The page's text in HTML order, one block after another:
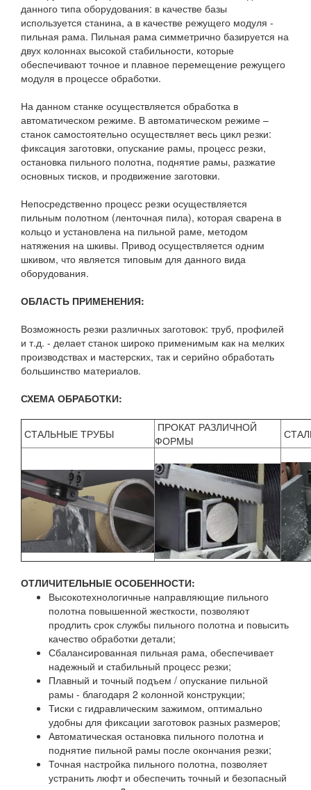
данного типа оборудования: в качестве базы
используется станина, а в качестве режущего модуля -
пильная рама. Пильная рама симметрично базируется на
двух колоннах высокой стабильности, которые
обеспечивают точное и плавное перемещение режущего
модуля в процессе обработки.
На данном станке осуществляется обработка в
автоматическом режиме. В автоматическом режиме –
станок самостоятельно осуществляет весь цикл резки:
фиксация заготовки, опускание рамы, процесс резки,
остановка пильного полотна, поднятие рамы, разжатие
основных тисков, и продвижение заготовки.
Непосредственно процесс резки осуществляется
пильным полотном (ленточная пила), которая сварена в
кольцо и установлена на пильной раме, методом
натяжения на шкивы. Привод осуществляется одним
шкивом, что является типовым для данного вида
оборудования.
ОБЛАСТЬ ПРИМЕНЕНИЯ:
Возможность резки различных заготовок: труб, профилей
и т.д. - делает станок широко применимым как на мелких
производствах и мастерских, так и серийно обработать
большинство материалов.
СХЕМА ОБРАБОТКИ:
СТАЛЬНЫЕ ТРУБЫ
ПРОКАТ РАЗЛИЧНОЙ
ФОРМЫ
ОТЛИЧИТЕЛЬНЫЕ ОСОБЕННОСТИ:
Высокотехнологичные направляющие пильного
полотна повышенной жесткости, позволяют
продлить срок службы пильного полотна и повысить
качество обработки детали;
Сбалансированная пильная рама, обеспечивает
надежный и стабильный процесс резки;
Плавный и точный подъем / опускание пильной
рамы - благодаря 2 колонной конструкции;
Тиски с гидравлическим зажимом, оптимально
удобны для фиксации заготовок разных размеров;
Автоматическая остановка пильного полотна и
поднятие пильной рамы после окончания резки;
Точная настройка пильного полотна, позволяет
устранить люфт и обеспечить точный и безопасный